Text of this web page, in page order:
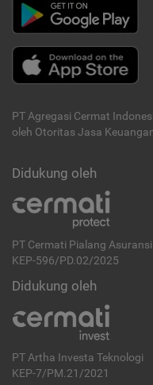
PT Agregasi Cermat
oleh Otoritas Jasa
Didukung oleh
PT Cermati Pialang Asuransi
KEP-596/PD.02/2025
Didukung oleh
PT Artha Investa Teknologi
KEP-7/PM.21/2021